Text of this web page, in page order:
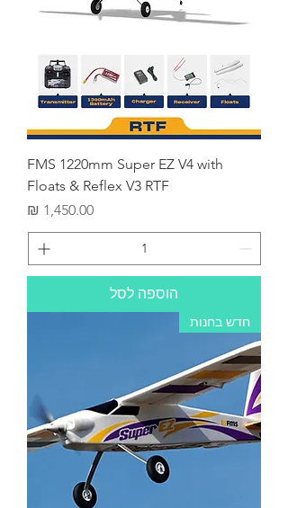
FMS 1220mm Super EZ V4 with
Floats & Reflex V3 RTF
מחיר
הוספה לסל
חדש בחנות